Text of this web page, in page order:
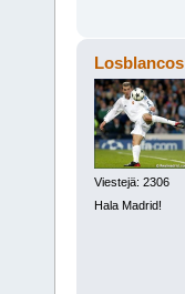
Losblancos
Viestejä: 2306
Hala Madrid!